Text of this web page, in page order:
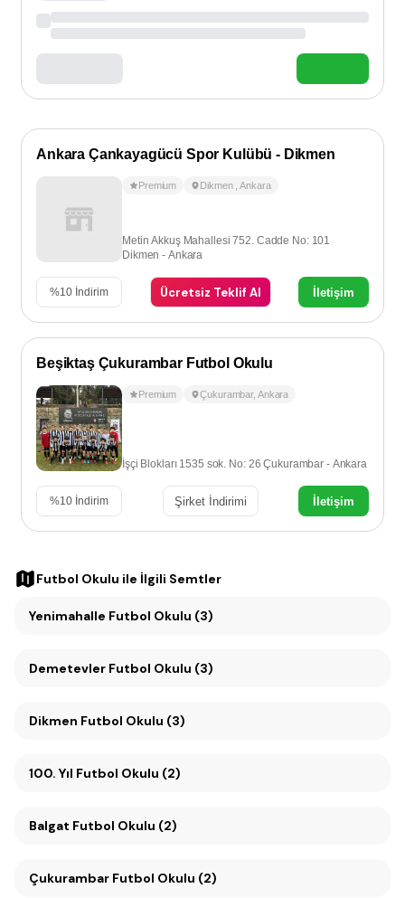
Ankara Çankayagücü Spor Kulübü - Dikmen
Premium Dikmen ,Ankara
Metin Akkuş Mahallesi 752. Cadde No: 101
Dikmen - Ankara
%10 İndirim Ücretsiz Teklif Al İletişim
Beşiktaş Çukurambar Futbol Okulu
Premium Çukurambar, Ankara
İşçi Blokları 1535 sok. No: 26 Çukurambar - Ankara
%10 İndirim Şirket İndirimi İletişim
Futbol Okulu ile İlgili Semtler
Yenimahalle Futbol Okulu (3)
Demetevler Futbol Okulu (3)
Dikmen Futbol Okulu (3)
100. Yıl Futbol Okulu (2)
Balgat Futbol Okulu (2)
Çukurambar Futbol Okulu (2)